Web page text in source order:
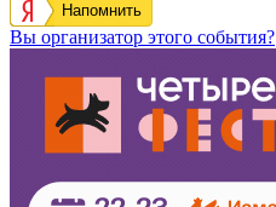
Напомнить
Вы организатор этого события?